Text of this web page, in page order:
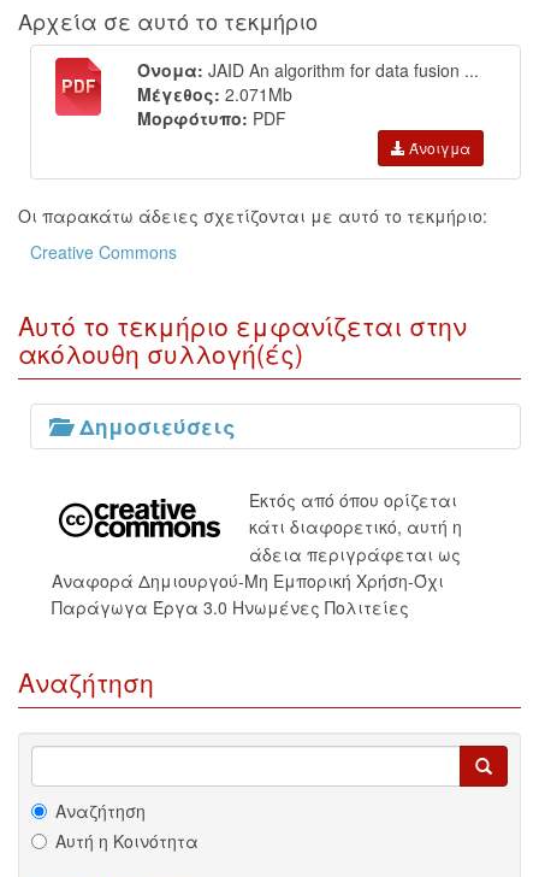
Αρχεία σε αυτό το τεκμήριο
Όνομα: JAID An algorithm for data fusion ...
Μέγεθος: 2.071Mb
Μορφότυπο: PDF
Άνοιγμα
Οι παρακάτω άδειες σχετίζονται με αυτό το τεκμήριο:
Creative Commons
Αυτό το τεκμήριο εμφανίζεται στην
ακόλουθη συλλογή(ές)
Δημοσιεύσεις
Εκτός από όπου ορίζεται
κάτι διαφορετικό, αυτή η
άδεια περιγράφεται ως
Αναφορά Δημιουργού-Μη Εμπορική Χρήση-Όχι
Παράγωγα Έργα 3.0 Ηνωμένες Πολιτείες
Αναζήτηση
Αναζήτηση
Αυτή η Κοινότητα